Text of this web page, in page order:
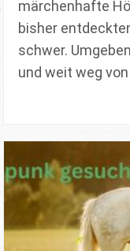
märchenhafte
bisher
schwer.
und weit weg